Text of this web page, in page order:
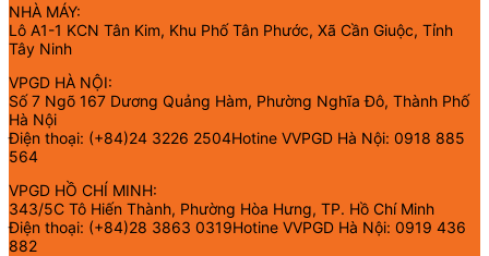
NHÀ MÁY:
Lô A1-1 KCN Tân Kim, Khu Phố Tân Phước, Xã Cần Giuộc, Tỉnh
Tây Ninh
VPGD HÀ NỘI:
Số 7 Ngõ 167 Dương Quảng Hàm, Phường Nghĩa Đô, Thành Phố
Hà Nội
Điện thoại: (+84)24 3226 2504Hotine VVPGD Hà Nội: 0918 885
564
VPGD HỒ CHÍ MINH:
343/5C Tô Hiến Thành, Phường Hòa Hưng, TP. Hồ Chí Minh
Điện thoại: (+84)28 3863 0319Hotine VVPGD Hà Nội: 0919 436
882